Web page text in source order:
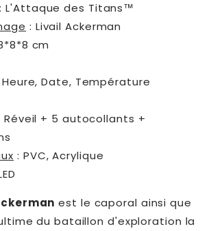
: L'Attaque des Titans™
: Livail Ackerman
cm
Heure, Date, Température
Réveil + 5 autocollants +
: PVC, Acrylique
est le caporal ainsi que
du bataillon d'exploration la